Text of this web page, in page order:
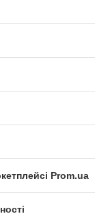
Prom.ua